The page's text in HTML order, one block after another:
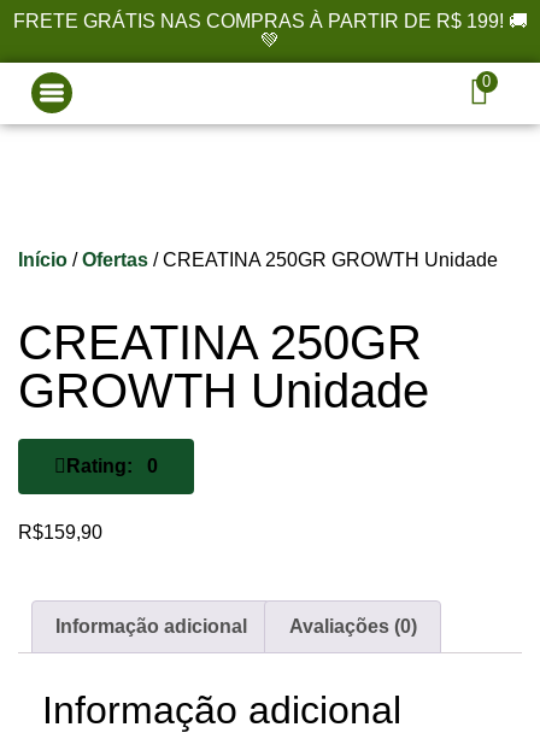
FRETE GRÁTIS NAS COMPRAS À PARTIR DE R$ 199! 🚚
💚
0
Início /Ofertas / CREATINA 250GR GROWTH Unidade
CREATINA 250GR
GROWTH Unidade
Rating: 0
R$159,90
Informação adicional Avaliações (0)
Informação adicional